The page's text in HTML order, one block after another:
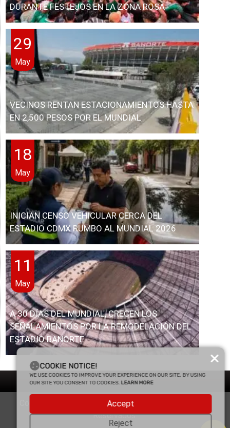
DURANTE FESTEJOS EN LA ZONA ROSA
29
May
VECINOS RENTAN ESTACIONAMIENTOS HASTA
EN 2,500 PESOS POR EL MUNDIAL
18
May
INICIAN CENSO VEHICULAR CERCA DEL
ESTADIO CDMX RUMBO AL MUNDIAL 2026
11
May
A 30 DÍAS DEL MUNDIAL, CRECEN LOS
SEÑALAMIENTOS POR LA REMODELACIÓN DEL
ESTADIO BANORTE
Copyright © 2025 Enfasis Comunicaciones. Derechos
Reservados.
COOKIE NOTICE!
WE USE COOKIES TO IMPROVE YOUR EXPERIENCE ON OUR SITE. BY USING
OUR SITE YOU CONSENT TO COOKIES. LEARN MORE
Accept
Reject